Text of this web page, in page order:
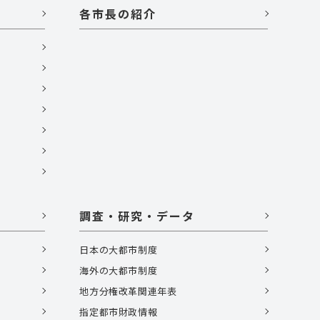
各市長の紹介
調査・研究・データ
日本の大都市制度
海外の大都市制度
地方分権改革関連年表
指定都市財政情報